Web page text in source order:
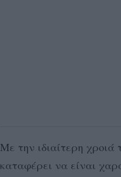
Με την ιδιαίτερη χροιά
καταφέρει να είναι